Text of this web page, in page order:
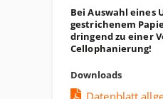
Bei Auswahl eines
gestrichenem
dringend zu einer
Cellophanierung!
Downloads
Datenblatt